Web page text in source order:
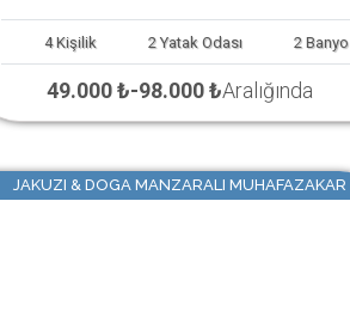
4 Kişilik 2 Yatak Odası 2 Banyo
49.000 ₺-98.000 ₺Aralığında
JAKUZI & DOGA MANZARALI MUHAFAZAKAR